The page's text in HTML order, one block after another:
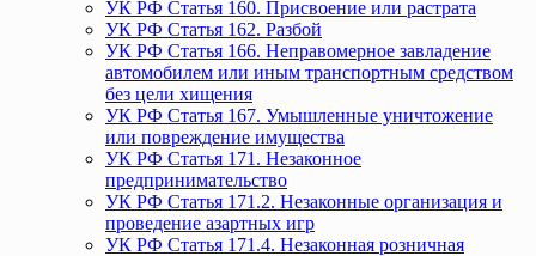
УК РФ Статья 160. Присвоение или растрата
УК РФ Статья 162. Разбой
УК РФ Статья 166. Неправомерное завладение
автомобилем или иным транспортным средством
без цели хищения
УК РФ Статья 167. Умышленные уничтожение
или повреждение имущества
УК РФ Статья 171. Незаконное
предпринимательство
УК РФ Статья 171.2. Незаконные организация и
проведение азартных игр
УК РФ Статья 171.4. Незаконная розничная